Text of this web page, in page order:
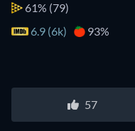
61% (79)
6.9 (6k)
93%
57